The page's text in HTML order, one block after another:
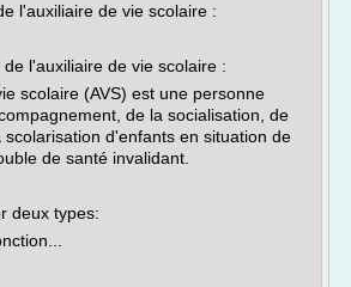
l'auxiliaire de vie scolaire :
l'auxiliaire de vie scolaire :
scolaire (AVS) est une personne
de la socialisation, de
scolarisation d'enfants en situation de
de santé invalidant.
deux types: